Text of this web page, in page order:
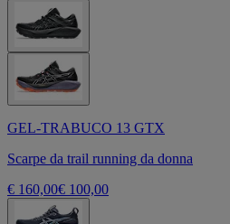
GEL-TRABUCO 13 GTX
Scarpe da trail running da donna
€ 160,00€ 100,00